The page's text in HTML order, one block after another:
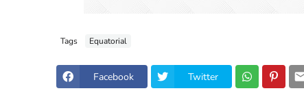
Tags Equatorial
Facebook Twitter